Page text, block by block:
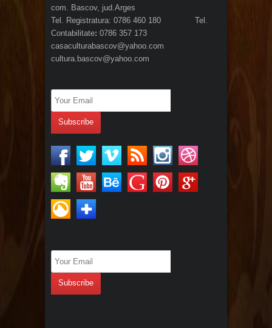
com. Bascov, jud.Arges
Tel. Registratura: 0786 460 180 Tel.
Contabilitate: 0786 357 173
casaculturabascov@yahoo.com
cultura.bascov@yahoo.com